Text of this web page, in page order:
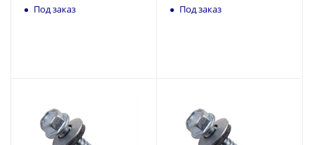
Под заказ
Под заказ